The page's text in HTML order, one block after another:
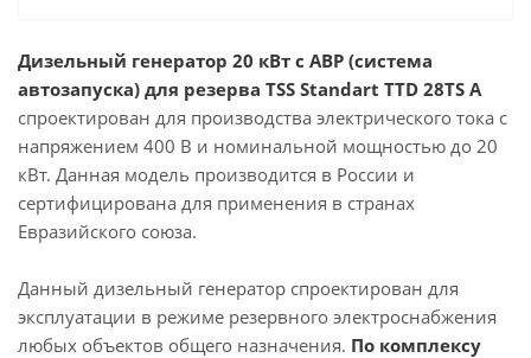
Дизельный генератор 20 кВт с АВР (система
автозапуска) для резерва TSS Standart TTD 28TS A
спроектирован для производства электрического тока с
напряжением 400 В и номинальной мощностью до 20
кВт. Данная модель производится в России и
сертифицирована для применения в странах
Евразийского союза.
Данный дизельный генератор спроектирован для
эксплуатации в режиме резервного электроснабжения
любых объектов общего назначения. По комплексу